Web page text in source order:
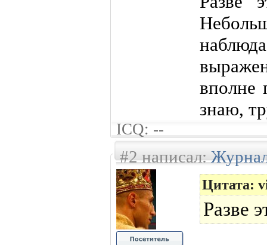
вполне
знаю,
ICQ: --
#2 написал:
Цитата:
Разве